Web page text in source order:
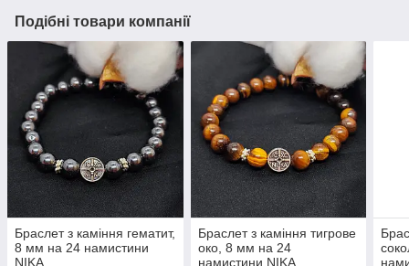
Подібні товари компанії
Браслет з каміння гематит,
8 мм на 24 намистини
NIKA
Браслет з каміння тигрове
око, 8 мм на 24
намистини NIKA